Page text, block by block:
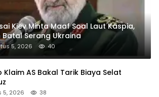
Kiev Minta Maaf Soal Laut Kaspia,
Batal Serang Ukraina
5, 2026 40
Klaim AS Bakal Tarik Biaya Selat
5, 2026 38